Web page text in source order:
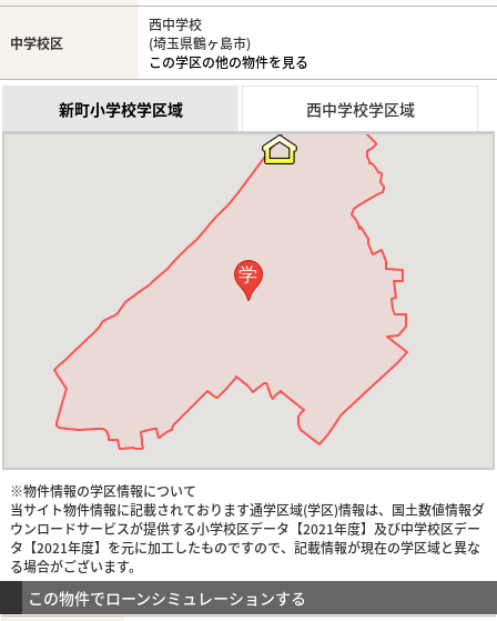
中学校区
西中学校
(埼玉県鶴ヶ島市)
この学区の他の物件を見る
新町小学校学区域 西中学校学区域
学
※物件情報の学区情報について
当サイト物件情報に記載されております通学区域(学区)情報は、国土数値情報ダ
ウンロードサービスが提供する小学校区データ【2021年度】及び中学校区デー
タ【2021年度】を元に加工したものですので、記載情報が現在の学区域と異な
る場合がございます。
この物件でローンシミュレーションする